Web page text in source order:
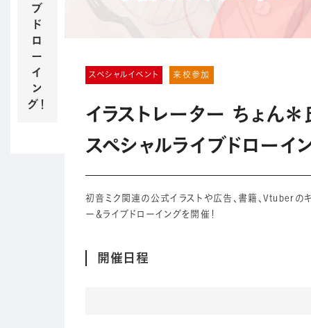
ブ
ド
ロ
ー
イ
ン
グ！
スペシャルイベント 来校参加
イラストレーター ちょん
スペシャルライブドローイ
初音ミク関連の公式イラストや広告、書籍、Vtuberの
ー＆ライブドローイングを開催！
開催日程